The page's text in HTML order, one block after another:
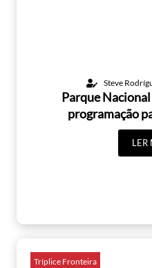
Steve
Parque
programação
LER
Tríplice Fronteira